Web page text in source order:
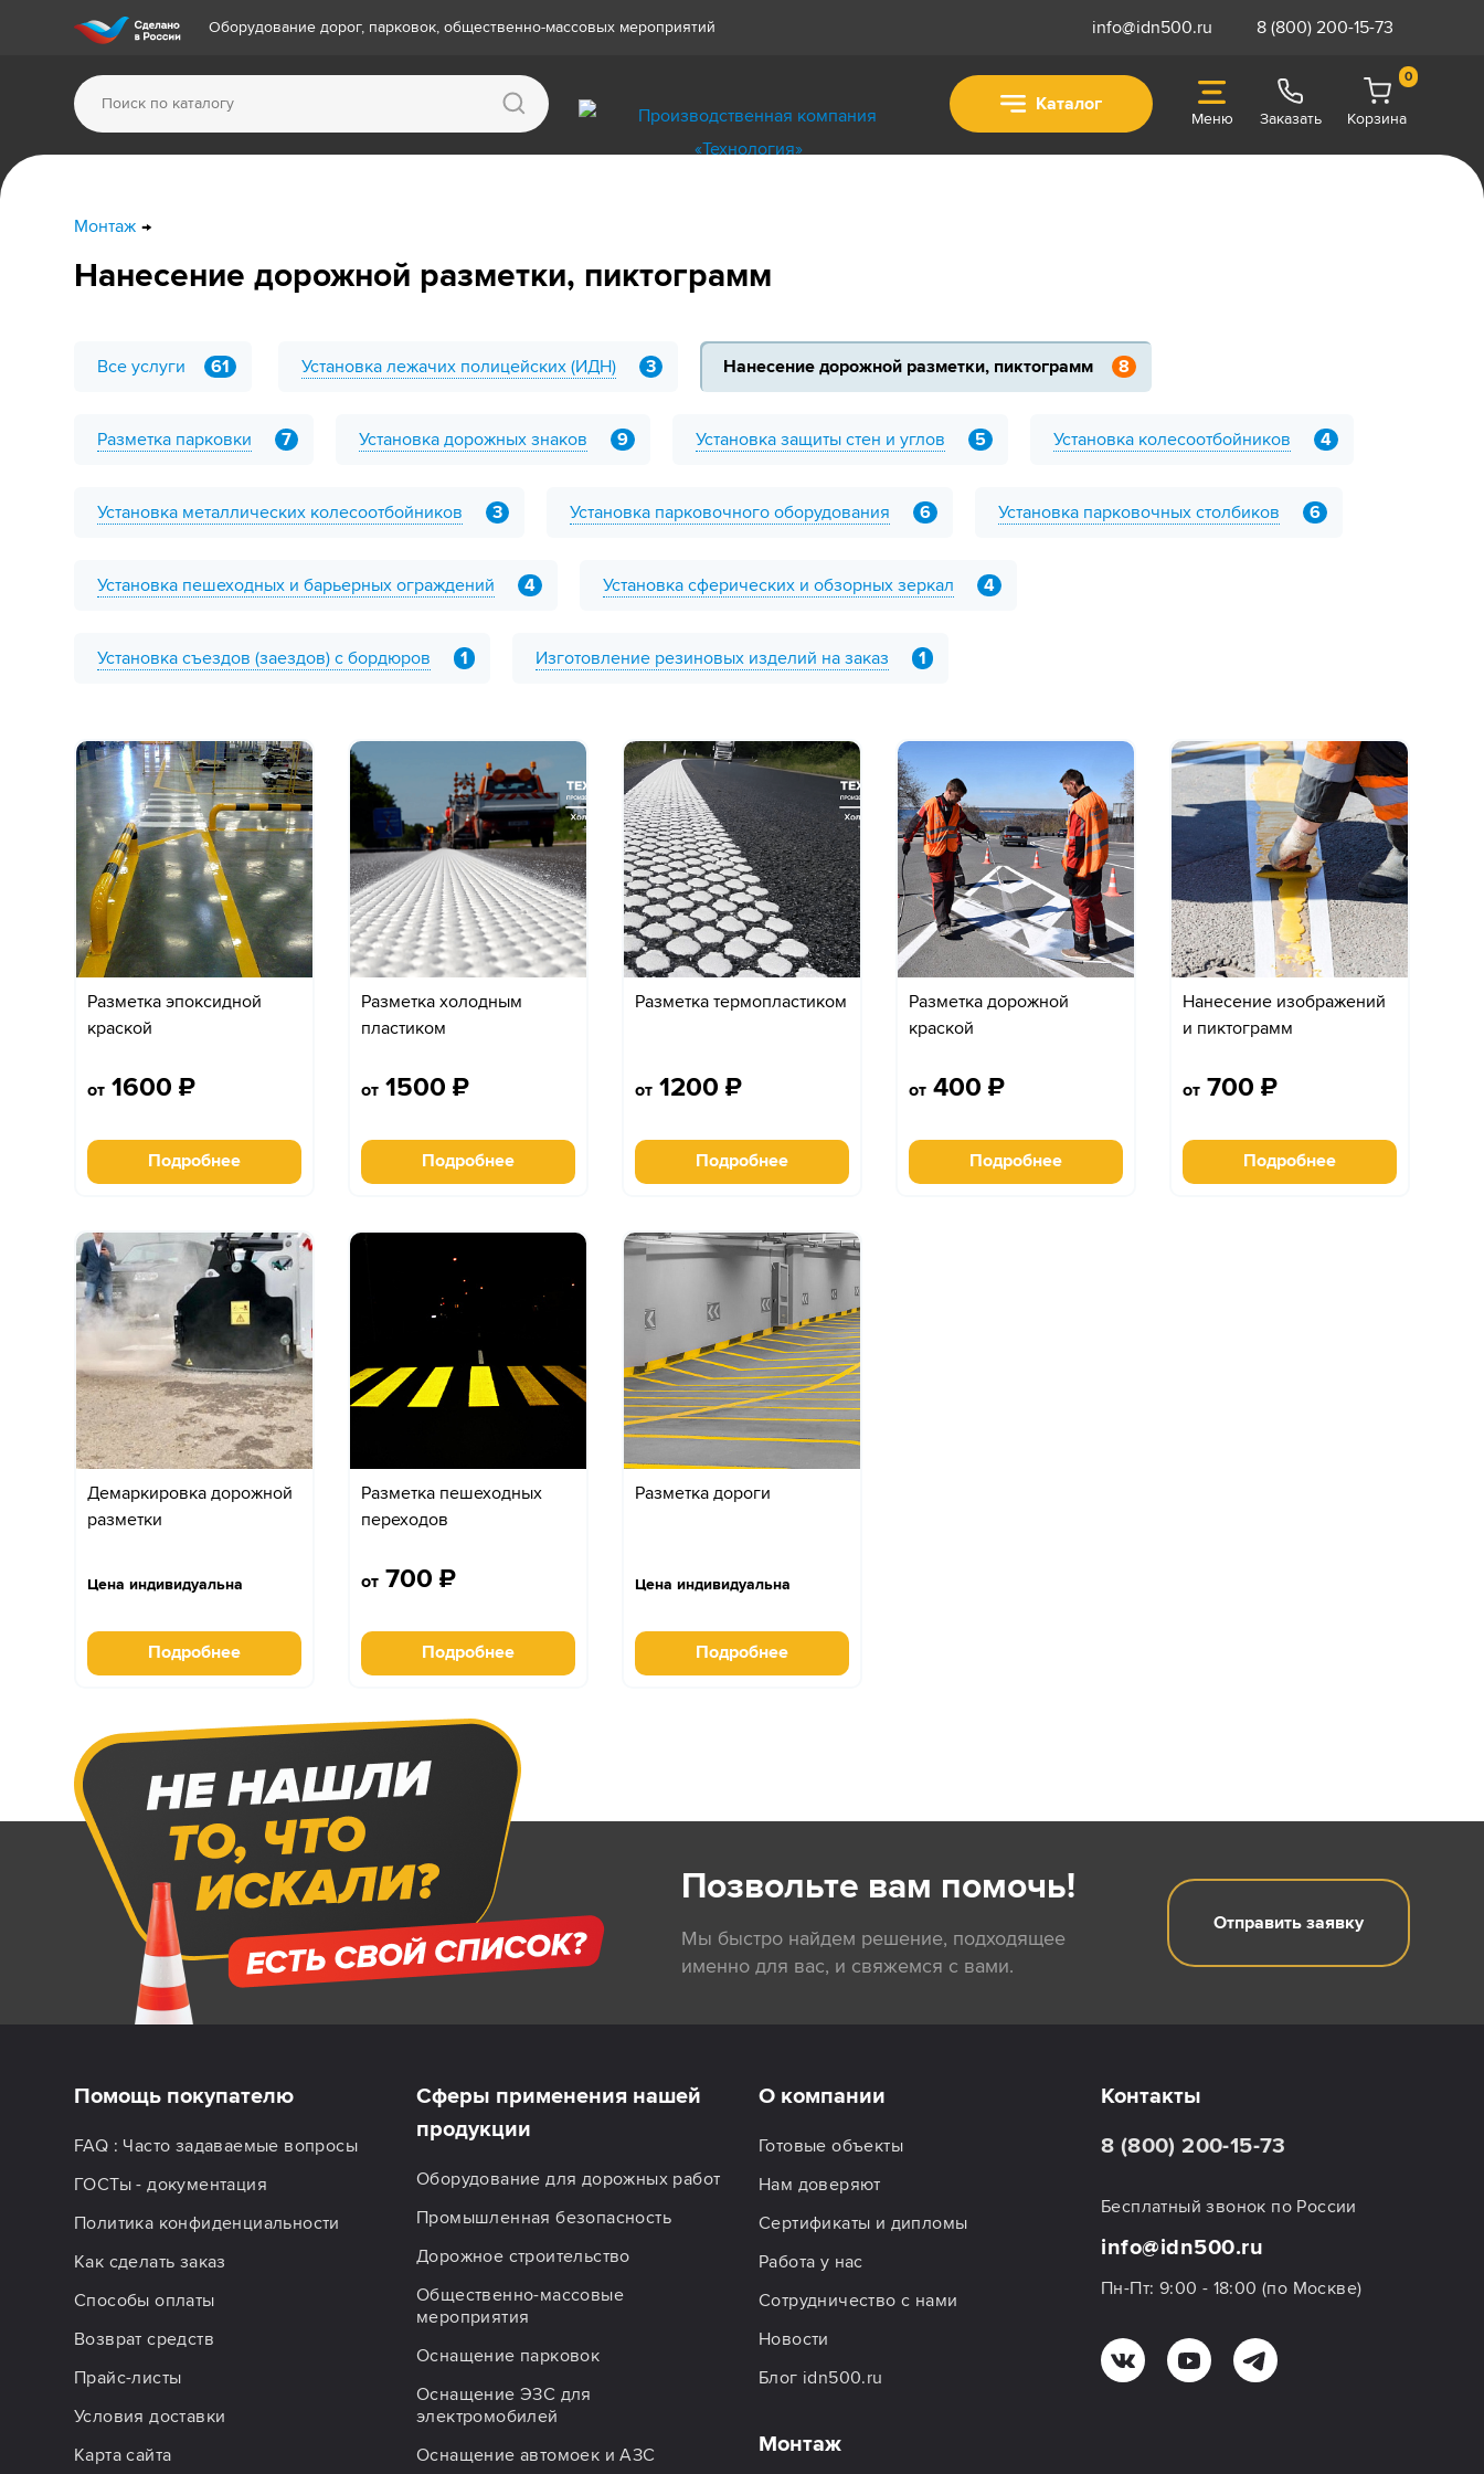
Оборудование дорог, парковок, общественно-массовых мероприятий info@idn500.ru 8 (800) 200-15-73
Каталог
Меню Заказать
0
Корзина
Монтаж
Нанесение дорожной разметки, пиктограмм
Все услуги 61 Установка лежачих полицейских (ИДН) 3 Нанесение дорожной разметки, пиктограмм 8
Разметка парковки 7 Установка дорожных знаков 9 Установка защиты стен и углов 5 Установка колесоотбойников 4
Установка металлических колесоотбойников 3 Установка парковочного оборудования 6 Установка парковочных столбиков 6
Установка пешеходных и барьерных ограждений 4 Установка сферических и обзорных зеркал 4
Установка съездов (заездов) с бордюров 1 Изготовление резиновых изделий на заказ 1
Разметка эпоксидной
краской
от 1600 ₽
Подробнее
Разметка холодным
пластиком
от 1500 ₽
Подробнее
Разметка термопластиком
от 1200 ₽
Подробнее
Разметка дорожной
краской
от 400 ₽
Подробнее
Нанесение изображений
и пиктограмм
от 700 ₽
Подробнее
Демаркировка дорожной
разметки
Цена индивидуальна
Подробнее
Разметка пешеходных
переходов
от 700 ₽
Подробнее
Разметка дороги
Цена индивидуальна
Подробнее
Позвольте вам помочь!
Мы быстро найдем решение, подходящее
именно для вас, и свяжемся с вами.
Отправить заявку
Помощь покупателю
FAQ : Часто задаваемые вопросы
ГОСТы - документация
Политика конфиденциальности
Как сделать заказ
Способы оплаты
Возврат средств
Прайс-листы
Условия доставки
Карта сайта
Сферы применения нашей
продукции
Оборудование для дорожных работ
Промышленная безопасность
Дорожное строительство
Общественно-массовые
мероприятия
Оснащение парковок
Оснащение ЭЗС для
электромобилей
Оснащение автомоек и АЗС
О компании
Готовые объекты
Нам доверяют
Сертификаты и дипломы
Работа у нас
Сотрудничество с нами
Новости
Блог idn500.ru
Монтаж
Контакты
8 (800) 200-15-73
Бесплатный звонок по России
info@idn500.ru
Пн-Пт: 9:00 - 18:00 (по Москве)